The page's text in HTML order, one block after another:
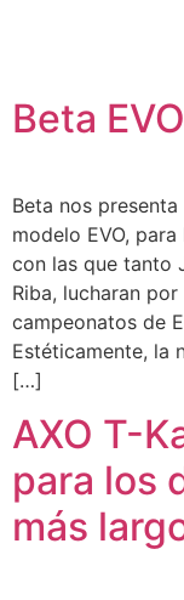
Beta
Beta nos
modelo EVO,
con las que tanto
Riba, lucharan
campeonatos de
Estéticamente, la
[…]
AXO T-
para los
más